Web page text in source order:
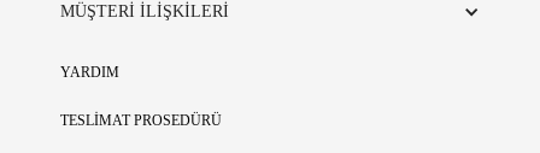
MÜŞTERİ İLİŞKİLERİ
YARDIM
TESLİMAT PROSEDÜRÜ